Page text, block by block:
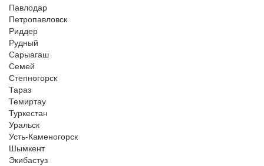
Павлодар
Петропавловск
Риддер
Рудный
Сарыагаш
Семей
Степногорск
Тараз
Темиртау
Туркестан
Уральск
Усть-Каменогорск
Шымкент
Экибастуз